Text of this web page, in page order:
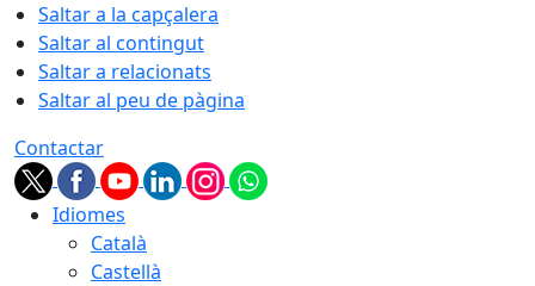
Saltar a la capçalera
Saltar al contingut
Saltar a relacionats
Saltar al peu de pàgina
Contactar
Idiomes
Català
Castellà